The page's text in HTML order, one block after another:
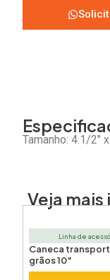
Tamanho: 4.1/2″
Veja
Linha de
Caneca
grãos 10″